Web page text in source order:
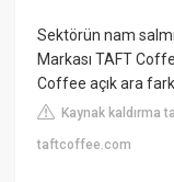
Sektörün nam
Markası TAFT
Coffee açık ara
Kaynak kaldırma
taftcoffee.com